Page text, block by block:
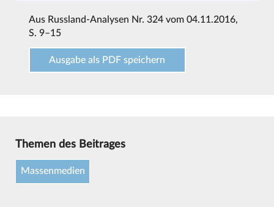
Aus Russland-Analysen Nr. 324 vom 04.11.2016,
S. 9–15
Ausgabe als PDF speichern
Themen des Beitrages
Massenmedien